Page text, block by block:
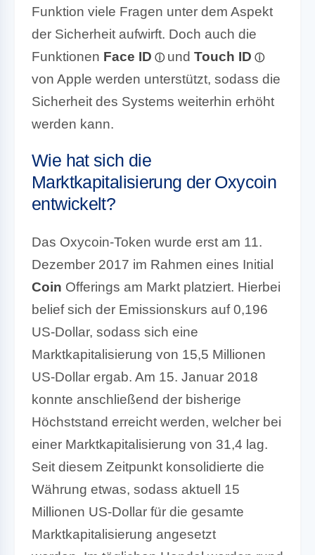
Funktion viele Fragen unter dem Aspekt
der Sicherheit aufwirft. Doch auch die
Funktionen Face ID und Touch ID
von Apple werden unterstützt, sodass die
Sicherheit des Systems weiterhin erhöht
werden kann.
Wie hat sich die
Marktkapitalisierung der Oxycoin
entwickelt?
Das Oxycoin-Token wurde erst am 11.
Dezember 2017 im Rahmen eines Initial
Coin Offerings am Markt platziert. Hierbei
belief sich der Emissionskurs auf 0,196
US-Dollar, sodass sich eine
Marktkapitalisierung von 15,5 Millionen
US-Dollar ergab. Am 15. Januar 2018
konnte anschließend der bisherige
Höchststand erreicht werden, welcher bei
einer Marktkapitalisierung von 31,4 lag.
Seit diesem Zeitpunkt konsolidierte die
Währung etwas, sodass aktuell 15
Millionen US-Dollar für die gesamte
Marktkapitalisierung angesetzt